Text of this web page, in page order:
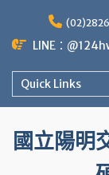
contentLINE：
Quick Links
國立陽明